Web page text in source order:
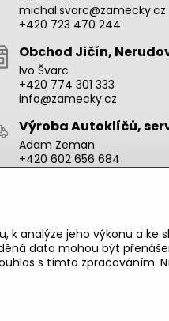
michal.svarc@zamecky.cz
+420 723 470 244
Obchod Jičín,
Ivo Švarc
+420 774 301 333
info@zamecky.cz
Výroba Autoklíčů,
Adam Zeman
+420 602 656 684
analýze jeho výkonu a ke
data mohou být
s tímto